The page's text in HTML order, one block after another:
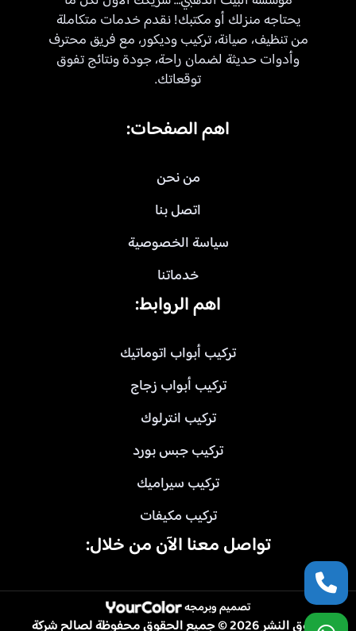
يحتاجه منزلك أو مكتبك! نقدم خدمات متكاملة
من تنظيف، صيانة، تركيب وديكور، مع فريق محترف
وأدوات حديثة لضمان راحة، جودة ونتائج تفوق
توقعاتك.
اهم الصفحات:
من نحن
اتصل بنا
سياسة الخصوصية
خدماتنا
اهم الروابط:
تركيب أبواب اتوماتيك
تركيب أبواب زجاج
تركيب انترلوك
تركيب جبس بورد
تركيب سيراميك
تركيب مكيفات
تواصل معنا الآن من خلال:
تصميم وبرمجه